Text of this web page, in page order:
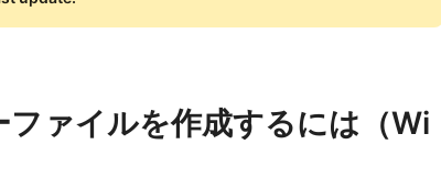
ァイルを作成するには（Wi